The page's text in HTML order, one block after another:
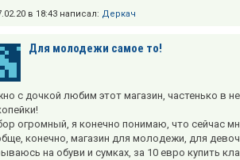
в 18:43 написал: Деркач
Для молодежи самое то!
с дочкой любим этот магазин, частенько в
огромный, я конечно понимаю, что сейчас
конечно, магазин для молодежи, для
на обуви и сумках, за 10 евро купить